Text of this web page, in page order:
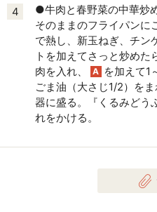
4
●牛肉と春野菜の中華炒
そのままのフライパンに
で熱し、新玉ねぎ、チン
トを加えてさっと炒め
肉を入れ、
A を加えて1
ごま油（大さじ1/2）を
器に盛る。『くるみどう
れをかける。